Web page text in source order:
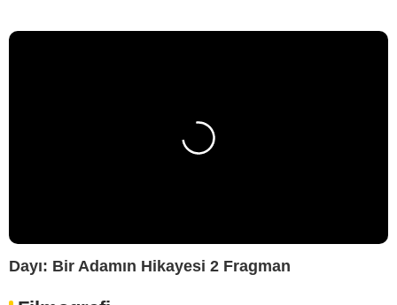
Dayı: Bir Adamın Hikayesi 2 Fragman